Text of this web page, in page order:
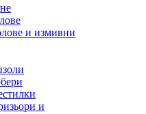
и измивни
и